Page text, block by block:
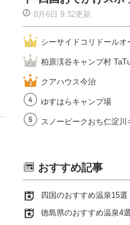
8月6日 9:32更新
シーサイドコリドールオ
柏原渓谷キャンプ村
クアハウス今治
ゆすはらキャンプ場
スノーピークおち仁淀川
おすすめ記事
四国のおすすめ温泉15選
徳島県のおすすめ温泉4選